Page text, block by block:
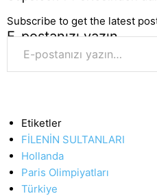
Subscribe to get the latest
E-postanızı yazın…
Etiketler
FİLENİN SULTANLARI
Hollanda
Paris Olimpiyatları
Türkiye